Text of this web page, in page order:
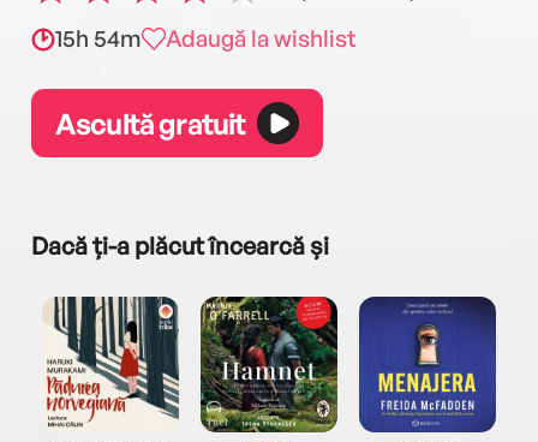
15h 54m
Adaugă la wishlist
Ascultă gratuit
Dacă ți-a plăcut încearcă și